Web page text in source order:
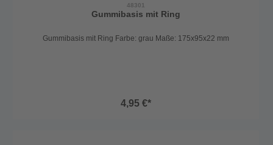
48301
Gummibasis mit Ring
Gummibasis mit Ring Farbe: grau Maße: 175x95x22 mm
4,95 €*